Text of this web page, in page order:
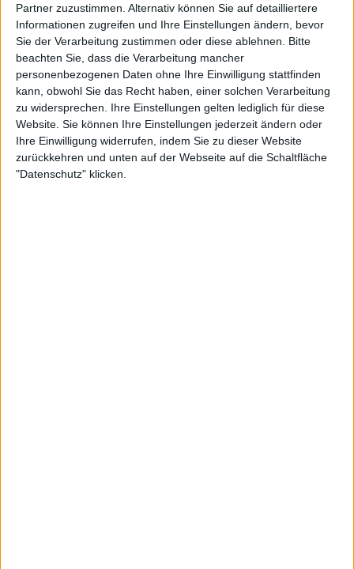
Partner zuzustimmen. Alternativ können Sie auf detailliertere
Informationen zugreifen und Ihre Einstellungen ändern, bevor
Sie der Verarbeitung zustimmen oder diese ablehnen.
Bitte
beachten Sie, dass die Verarbeitung mancher
personenbezogenen Daten ohne Ihre Einwilligung stattfinden
kann, obwohl Sie das Recht haben, einer solchen Verarbeitung
zu widersprechen. Ihre Einstellungen gelten lediglich für diese
Website. Sie können Ihre Einstellungen jederzeit ändern oder
Ihre Einwilligung widerrufen, indem Sie zu dieser Website
zurückkehren und unten auf der Webseite auf die Schaltfläche
"Datenschutz" klicken.